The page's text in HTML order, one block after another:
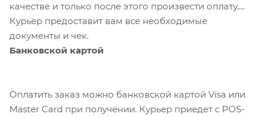
качестве и только после этого произвести оплату.
Курьер предоставит вам все необходимые
документы и чек.
Банковской картой
Оплатить заказ можно банковской картой Visa или
Master Card при получении. Курьер приедет с POS-